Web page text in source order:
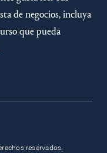
de negocios, incluya
que pueda
reservados.